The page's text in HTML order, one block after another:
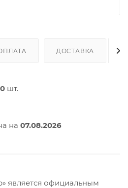
ДОСТАВКА
шт.
на 07.08.2026
является официальным